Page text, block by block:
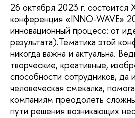
26 октября 2023 г. состоится
конференция «INNO-WAVE»
инновационный процесс: от
результата).Тематика этой
никогда важна и актуальна.
творческие, креативные,
способности сотрудников, да
человеческая смекалка,
компаниям преодолеть
пути решения возникающих